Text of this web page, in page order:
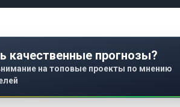
качественные прогнозы?
на топовые проекты по мнению